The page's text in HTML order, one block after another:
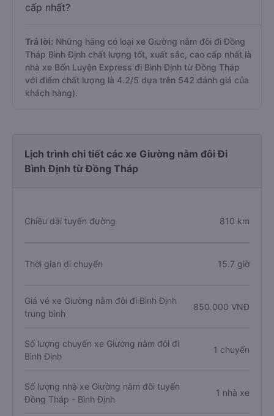
cấp nhất?
Trả lời: Những hãng có loại xe Giường nằm đôi đi Đồng
Tháp Bình Định chất lượng tốt, xuất sắc, cao cấp nhất là
nhà xe Bốn Luyện Express đi Bình Định từ Đồng Tháp
với điểm chất lượng là 4.2/5 dựa trên 542 đánh giá của
khách hàng).
Lịch trình chi tiết các xe Giường nằm đôi Đi
Bình Định từ Đồng Tháp
Chiều dài tuyến đường 810 km
Thời gian di chuyển 15.7 giờ
Giá vé xe Giường nằm đôi đi Bình Định
trung bình
850.000 VNĐ
Số lượng chuyến xe Giường nằm đôi đi
Bình Định
1 chuyến
Số lượng nhà xe Giường nằm đôi tuyến
Đồng Tháp - Bình Định
1 nhà xe